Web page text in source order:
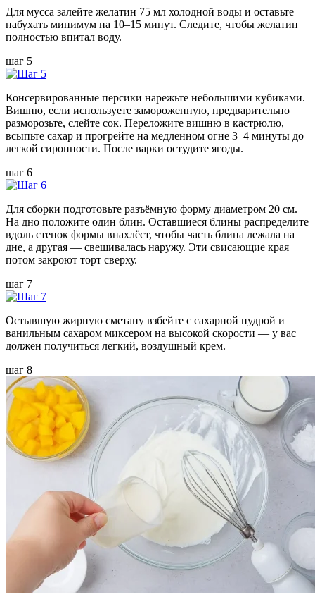
Для мусса залейте желатин 75 мл холодной воды и оставьте
набухать минимум на 10–15 минут. Следите, чтобы желатин
полностью впитал воду.
шаг 5
Консервированные персики нарежьте небольшими кубиками.
Вишню, если используете замороженную, предварительно
разморозьте, слейте сок. Переложите вишню в кастрюлю,
всыпьте сахар и прогрейте на медленном огне 3–4 минуты до
легкой сиропности. После варки остудите ягоды.
шаг 6
Для сборки подготовьте разъёмную форму диаметром 20 см.
На дно положите один блин. Оставшиеся блины распределите
вдоль стенок формы внахлёст, чтобы часть блина лежала на
дне, а другая — свешивалась наружу. Эти свисающие края
потом закроют торт сверху.
шаг 7
Остывшую жирную сметану взбейте с сахарной пудрой и
ванильным сахаром миксером на высокой скорости — у вас
должен получиться легкий, воздушный крем.
шаг 8